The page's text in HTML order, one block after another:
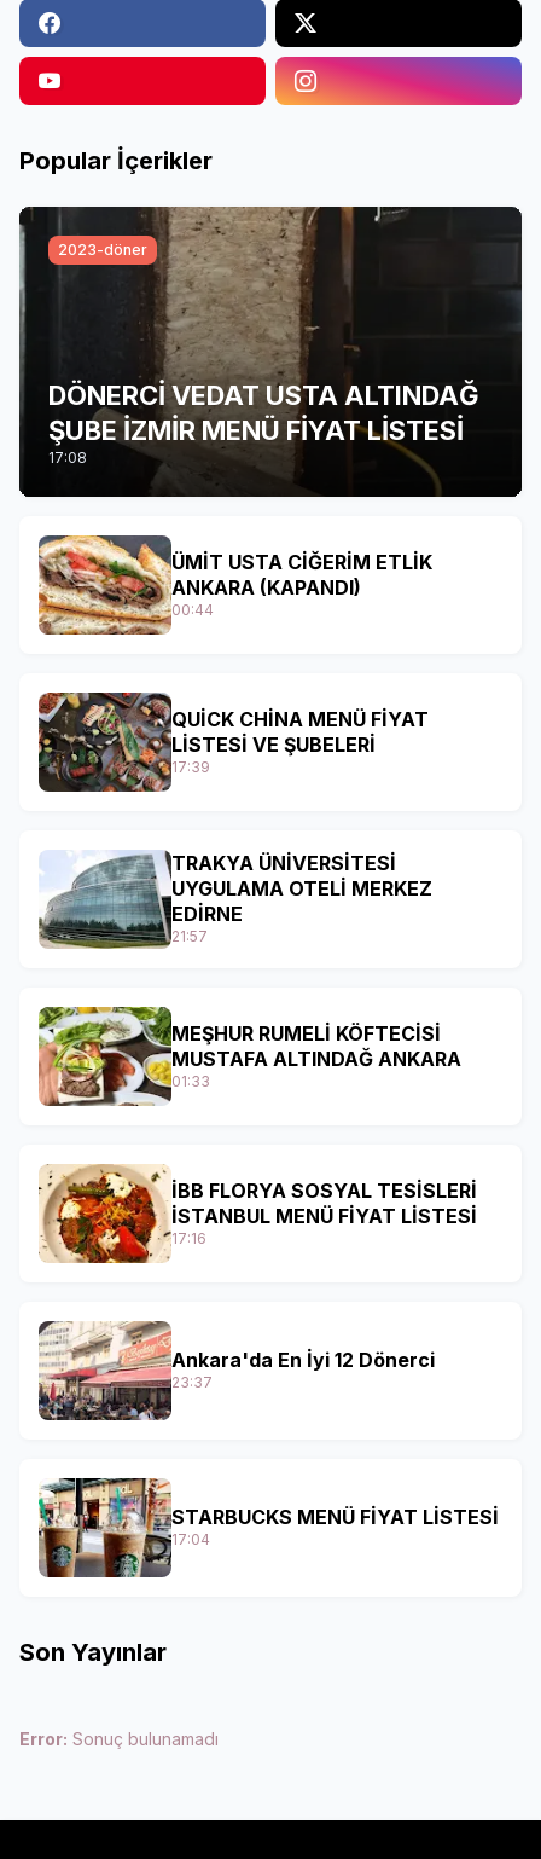
Popular İçerikler
2023-döner
DÖNERCİ VEDAT USTA ALTINDAĞ
ŞUBE İZMİR MENÜ FİYAT LİSTESİ
17:08
ÜMİT USTA CİĞERİM ETLİK
ANKARA (KAPANDI)
00:44
QUİCK CHİNA MENÜ FİYAT
LİSTESİ VE ŞUBELERİ
17:39
TRAKYA ÜNİVERSİTESİ
UYGULAMA OTELİ MERKEZ
EDİRNE
21:57
MEŞHUR RUMELİ KÖFTECİSİ
MUSTAFA ALTINDAĞ ANKARA
01:33
İBB FLORYA SOSYAL TESİSLERİ
İSTANBUL MENÜ FİYAT LİSTESİ
17:16
Ankara'da En İyi 12 Dönerci
23:37
STARBUCKS MENÜ FİYAT LİSTESİ
17:04
Son Yayınlar
Error: Sonuç bulunamadı